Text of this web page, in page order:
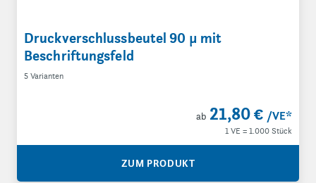
Druckverschlussbeutel 90 µ mit
Beschriftungsfeld
5 Varianten
ab 21,80 € /VE*
1 VE = 1.000 Stück
ZUM PRODUKT